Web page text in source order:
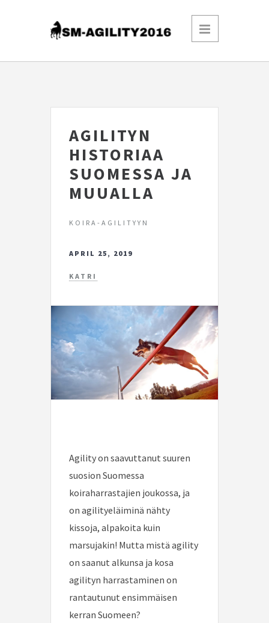
AGILITYN
HISTORIAA
SUOMESSA JA
MUUALLA
KOIRA-AGILITYYN
APRIL 25, 2019
KATRI
Agility on saavuttanut suuren
suosion Suomessa
koiraharrastajien joukossa, ja
on agilityeläiminä nähty
kissoja, alpakoita kuin
marsujakin! Mutta mistä agility
on saanut alkunsa ja kosa
agilityn harrastaminen on
rantautunut ensimmäisen
kerran Suomeen?